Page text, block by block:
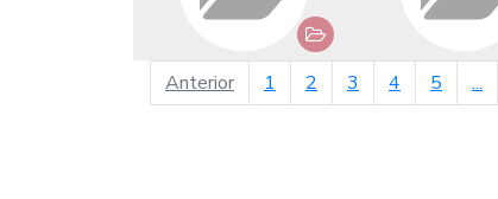
Anteriorpágina anterior
1 2 3 4 5 ...